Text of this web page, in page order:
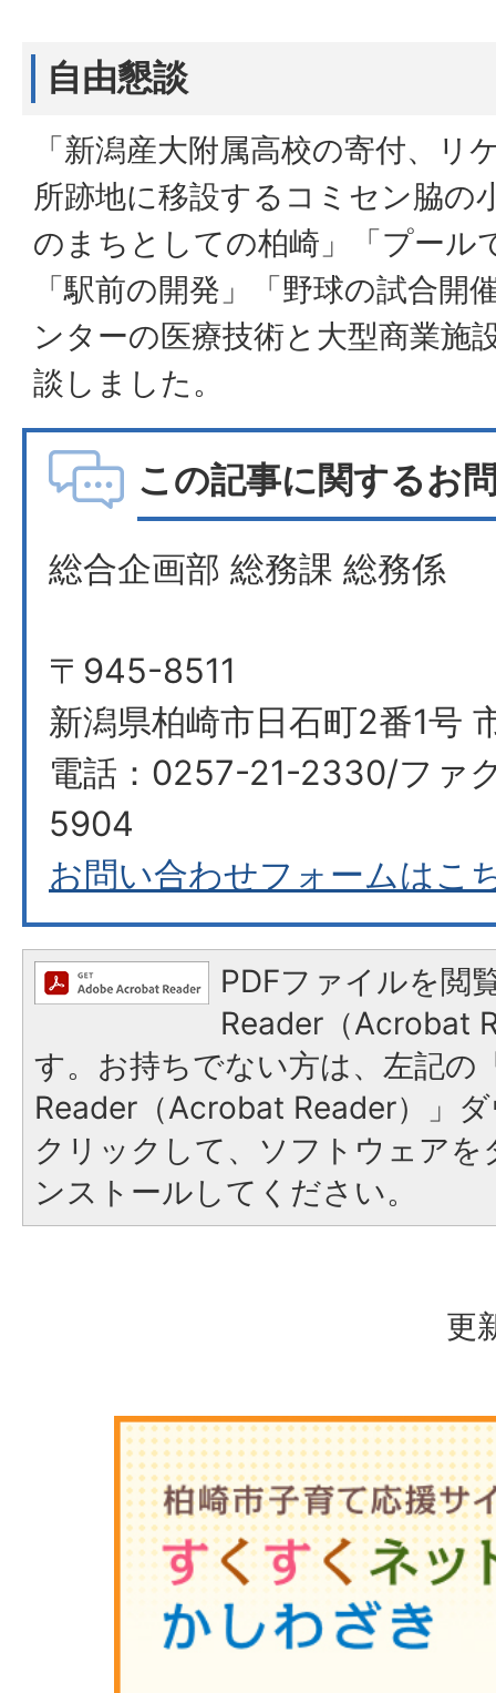
自由懇談
「新潟産大附属高校の寄付、リ
所跡地に移設するコミセン脇の
のまちとしての柏崎」「プール
「駅前の開発」「野球の試合開
ンターの医療技術と大型商業施
談しました。
この記事に関するお
総合企画部 総務課 総務係
〒945-8511
新潟県柏崎市日石町2番1号
電話：0257-21-2330/ファ
5904
お問い合わせフォームはこ
PDFファイルを閲
Reader（Acrobat
す。お持ちでない方は、左記の
Reader（Acrobat Reader）」
クリックして、ソフトウェア
ンストールしてください。
更